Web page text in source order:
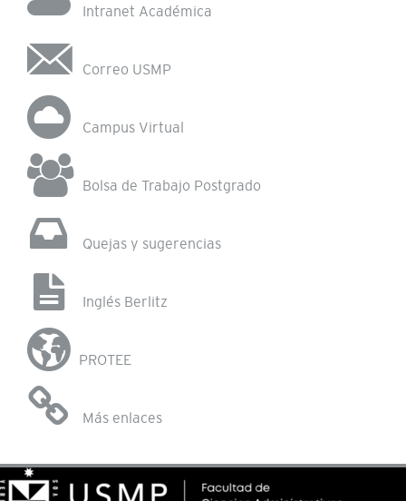
Intranet Académica
Correo USMP
Campus Virtual
Bolsa de Trabajo Postgrado
Quejas y sugerencias
Inglés Berlitz
PROTEE
Más enlaces